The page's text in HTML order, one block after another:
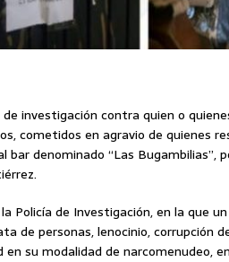
investigación contra quien o
cometidos en agravio de quienes
denominado “Las Bugambilias”,
Policía de Investigación, en la que
de personas, lenocinio, corrupción
su modalidad de narcomenudeo,